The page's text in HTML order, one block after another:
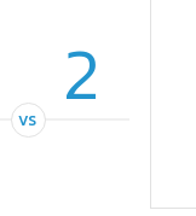
2
VS